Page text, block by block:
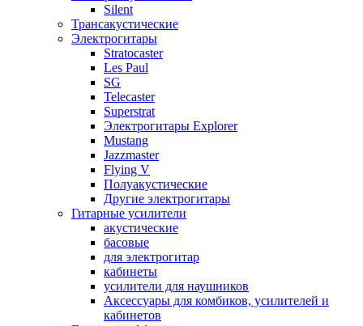
Silent
Трансакустические
Электрогитары
Stratocaster
Les Paul
SG
Telecaster
Superstrat
Электрогитары Explorer
Mustang
Jazzmaster
Flying V
Полуакустические
Другие электрогитары
Гитарные усилители
акустические
басовые
для электрогитар
кабинеты
усилители для наушников
Аксессуары для комбиков, усилителей и
кабинетов